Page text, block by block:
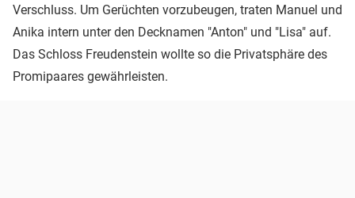
Verschluss. Um Gerüchten vorzubeugen, traten Manuel und
Anika intern unter den Decknamen "Anton" und "Lisa" auf.
Das Schloss Freudenstein wollte so die Privatsphäre des
Promipaares gewährleisten.